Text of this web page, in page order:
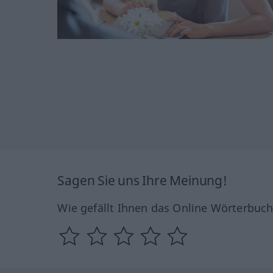
Sagen Sie uns Ihre Meinung!
Wie gefällt Ihnen das Online